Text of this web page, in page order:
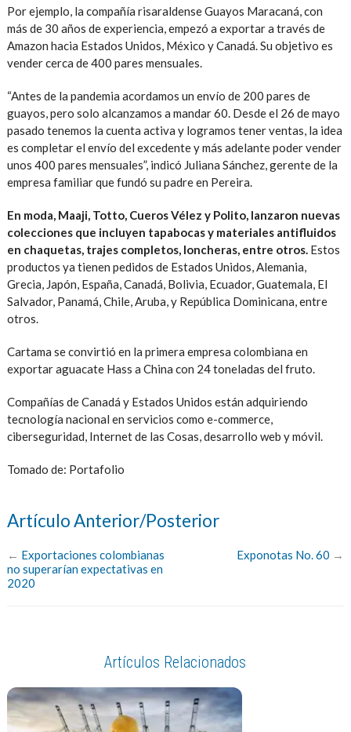
Por ejemplo, la compañía risaraldense Guayos Maracaná, con
más de 30 años de experiencia, empezó a exportar a través de
Amazon hacia Estados Unidos, México y Canadá. Su objetivo es
vender cerca de 400 pares mensuales.
“Antes de la pandemia acordamos un envío de 200 pares de
guayos, pero solo alcanzamos a mandar 60. Desde el 26 de mayo
pasado tenemos la cuenta activa y logramos tener ventas, la idea
es completar el envío del excedente y más adelante poder vender
unos 400 pares mensuales”, indicó Juliana Sánchez, gerente de la
empresa familiar que fundó su padre en Pereira.
En moda, Maaji, Totto, Cueros Vélez y Polito, lanzaron nuevas
colecciones que incluyen tapabocas y materiales antifluidos
en chaquetas, trajes completos, loncheras, entre otros.Estos
productos ya tienen pedidos de Estados Unidos, Alemania,
Grecia, Japón, España, Canadá, Bolivia, Ecuador, Guatemala, El
Salvador, Panamá, Chile, Aruba, y República Dominicana, entre
otros.
Cartama se convirtió en la primera empresa colombiana en
exportar aguacate Hass a China con 24 toneladas del fruto.
Compañías de Canadá y Estados Unidos están adquiriendo
tecnología nacional en servicios como e-commerce,
ciberseguridad, Internet de las Cosas, desarrollo web y móvil.
Tomado de: Portafolio
Artículo Anterior/Posterior
← Exportaciones colombianas
no superarían expectativas en
2020
Exponotas No. 60 →
Artículos Relacionados